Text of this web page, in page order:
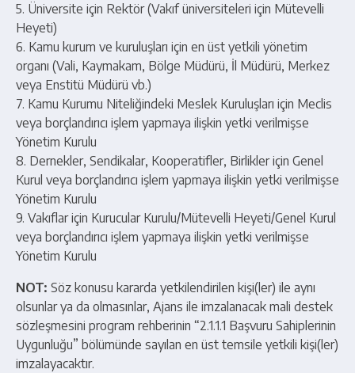
5. Üniversite için Rektör (Vakıf üniversiteleri için Mütevelli
Heyeti)
6. Kamu kurum ve kuruluşları için en üst yetkili yönetim
organı (Vali, Kaymakam, Bölge Müdürü, İl Müdürü, Merkez
veya Enstitü Müdürü vb.)
7. Kamu Kurumu Niteliğindeki Meslek Kuruluşları için Meclis
veya borçlandırıcı işlem yapmaya ilişkin yetki verilmişse
Yönetim Kurulu
8. Dernekler, Sendikalar, Kooperatifler, Birlikler için Genel
Kurul veya borçlandırıcı işlem yapmaya ilişkin yetki verilmişse
Yönetim Kurulu
9. Vakıflar için Kurucular Kurulu/Mütevelli Heyeti/Genel Kurul
veya borçlandırıcı işlem yapmaya ilişkin yetki verilmişse
Yönetim Kurulu
NOT: Söz konusu kararda yetkilendirilen kişi(ler) ile aynı
olsunlar ya da olmasınlar, Ajans ile imzalanacak mali destek
sözleşmesini program rehberinin “2.1.1.1 Başvuru Sahiplerinin
Uygunluğu” bölümünde sayılan en üst temsile yetkili kişi(ler)
imzalayacaktır.